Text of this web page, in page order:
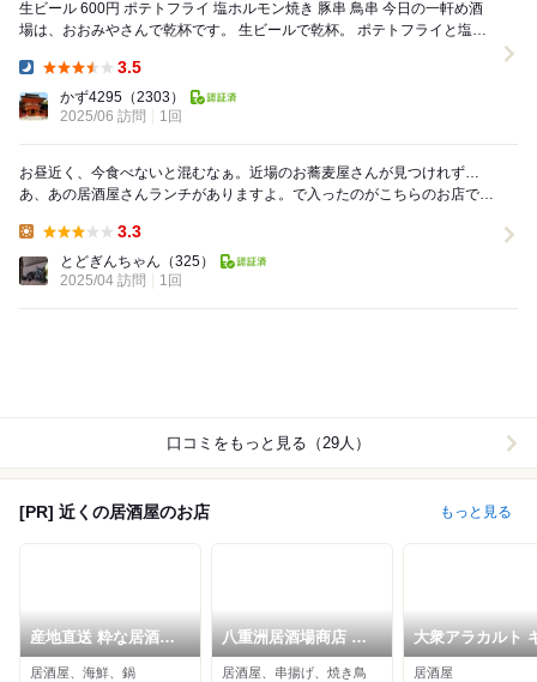
生ビール 600円 ポテトフライ 塩ホルモン焼き 豚串 鳥串 今日の一軒め酒
場は、おおみやさんで乾杯です。 生ビールで乾杯。 ポテトフライと塩ホ
3.5
かず4295 （2303）
2025/06 訪問
1回
お昼近く、今食べないと混むなぁ。近場のお蕎麦屋さんが見つけれず…
あ、あの居酒屋さんランチがありますよ。で入ったのがこちらのお店で
3.3
とどぎんちゃん （325）
2025/04 訪問
1回
口コミをもっと見る（29人）
[PR] 近くの居酒屋のお店 もっと見る
産地直送 粋な居酒屋
おいよ 札幌駅北3条店
居酒屋、海鮮、鍋
八重洲居酒場商店 札
幌北一条チカホ店
居酒屋、串揚げ、焼き鳥
大衆アラカルト
ルソン
居酒屋